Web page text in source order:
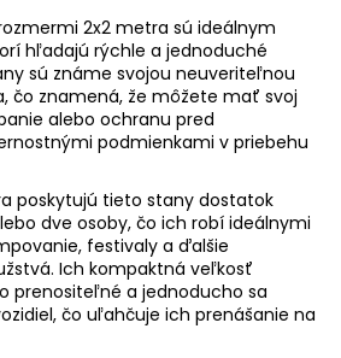
l
á
d
a
c
e
p
r
v
k
y
2x2 metra sú ideálnym
hľadajú rýchle a jednoduché
sú známe svojou neuveriteľnou
čo znamená, že môžete mať svoj
alebo ochranu pred
podmienkami v priebehu
poskytujú tieto stany dostatok
dve osoby, čo ich robí ideálnymi
festivaly a ďalšie
Ich kompaktná veľkosť
prenositeľné a jednoducho sa
čo uľahčuje ich prenášanie na